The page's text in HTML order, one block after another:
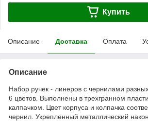
Купить
Описание Доставка Оплата
Описание
Набор ручек - линеров с чернилами
6 цветов. Выполнены в трехгранном
калпачком. Цвет корпуса и колпачка
чернил. Укрепленный металлический